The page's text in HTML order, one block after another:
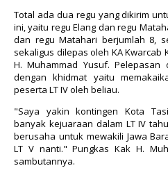
Total ada dua regu yang dikirim
ini, yaitu regu Elang dan regu
dan regu Matahari berjumlah 8,
sekaligus dilepas oleh KA Kwarcab
H. Muhammad Yusuf. Pelepasan
dengan khidmat yaitu
peserta LT IV oleh beliau.
"Saya yakin kontingen Kota
banyak kejuaraan dalam LT IV
berusaha untuk mewakili Jawa
LT V nanti." Pungkas Kak H.
sambutannya.